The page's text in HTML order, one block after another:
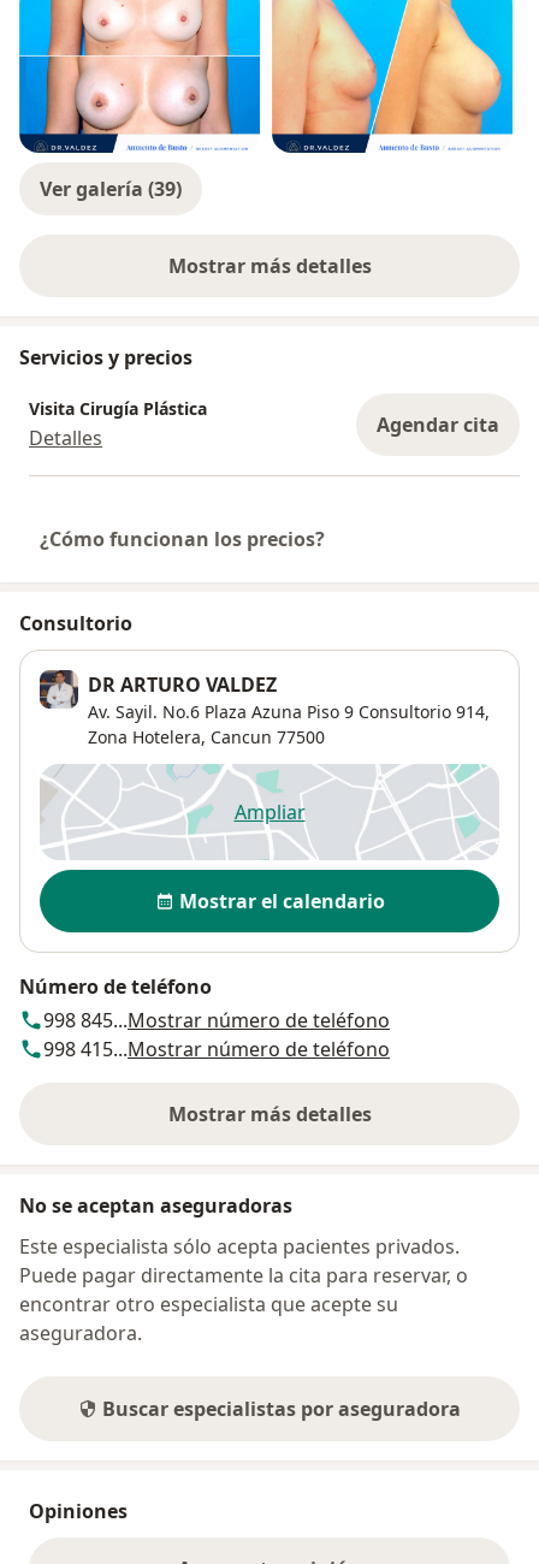
Ver galería (39)
Mostrar más detalles
sobre la experiencia
Servicios y precios
Visita Cirugía Plástica
Detalles Agendar cita
¿Cómo funcionan los precios?
Consultorio
DR ARTURO VALDEZ
Av. Sayil. No.6 Plaza Azuna Piso 9 Consultorio 914,
Zona Hotelera, Cancun 77500
Ampliarse abre en una nueva
Disponibilidad
Mostrar el calendario
Número de teléfono
998 845...Mostrar número de teléfono
998 415...Mostrar número de teléfono
Mostrar más detalles
sobre la dirección
No se aceptan aseguradoras
Este especialista sólo acepta pacientes privados.
Puede pagar directamente la cita para reservar, o
encontrar otro especialista que acepte su
aseguradora.
Buscar especialistas por aseguradora
Opiniones